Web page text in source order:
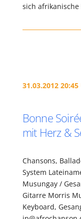
sich
31.03.2012
Bonne
mit Herz &
Chansons,
System
Musungay /
Gitarre Morris
Keyboard,